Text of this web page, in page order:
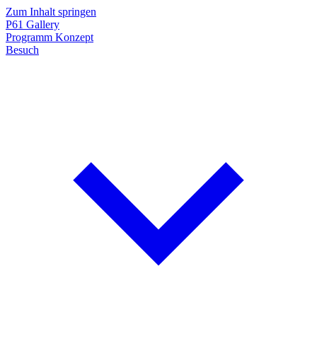
Zum Inhalt springen
P61 Gallery
Programm Konzept
Besuch